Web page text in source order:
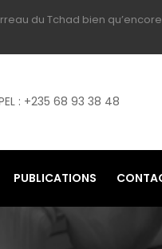
du Tchad bien
: +235 68 93 38 48
PUBLICATIONS